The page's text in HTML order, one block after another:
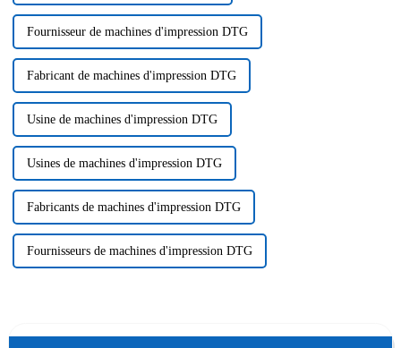
Fournisseur de machines d'impression DTG
Fabricant de machines d'impression DTG
Usine de machines d'impression DTG
Usines de machines d'impression DTG
Fabricants de machines d'impression DTG
Fournisseurs de machines d'impression DTG